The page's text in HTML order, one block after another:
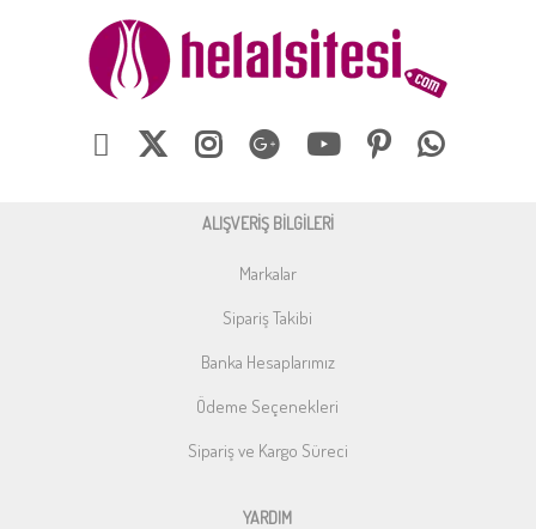
ALIŞVERİŞ BİLGİLERİ
Markalar
Sipariş Takibi
Banka Hesaplarımız
Ödeme Seçenekleri
Sipariş ve Kargo Süreci
YARDIM